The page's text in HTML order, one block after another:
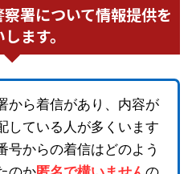
署について情報提供を
ます。
から着信があり、内容が
している人が多くいます
号からの着信はどのよう